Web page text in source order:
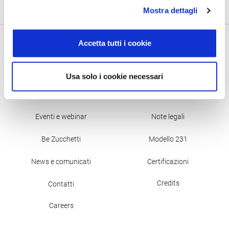
Mostra dettagli
Accetta tutti i cookie
Usa solo i cookie necessari
Azienda
Il Gruppo
Eventi e webinar
Be Zucchetti
News e comunicati
Contatti
Careers
Compliance
Privacy
Note legali
Modello 231
Certificazioni
Credits